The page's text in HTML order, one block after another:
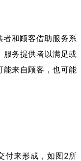
和顾客借助服务系
服务提供者以满足或
能来自顾客，也可能
付来形成，如图2所